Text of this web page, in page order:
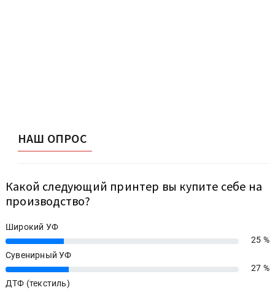
НАШ ОПРОС
Какой следующий принтер вы купите себе на
производство?
Широкий УФ
25%
25 %
Сувенирный УФ
27%
27 %
ДТФ (текстиль)